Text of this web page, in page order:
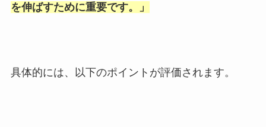
を伸ばすために重要です。
」
具体的には、以下のポイントが評価されます。